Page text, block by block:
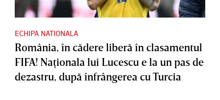
ECHIPA NATIONALA
România, în cădere liberă în clasamentul
FIFA! Naţionala lui Lucescu e la un pas de
dezastru, după înfrângerea cu Turcia